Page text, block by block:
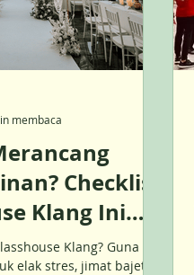
Checklist
Klang Ini
Klang? Guna
elak stres, jimat bajet,
membaca